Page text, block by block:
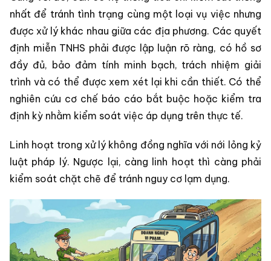
nhất để tránh tình trạng cùng một loại vụ việc nhưng
được xử lý khác nhau giữa các địa phương. Các quyết
định miễn TNHS phải được lập luận rõ ràng, có hồ sơ
đầy đủ, bảo đảm tính minh bạch, trách nhiệm giải
trình và có thể được xem xét lại khi cần thiết. Có thể
nghiên cứu cơ chế báo cáo bắt buộc hoặc kiểm tra
định kỳ nhằm kiểm soát việc áp dụng trên thực tế.
Linh hoạt trong xử lý không đồng nghĩa với nới lỏng kỷ
luật pháp lý. Ngược lại, càng linh hoạt thì càng phải
kiểm soát chặt chẽ để tránh nguy cơ lạm dụng.